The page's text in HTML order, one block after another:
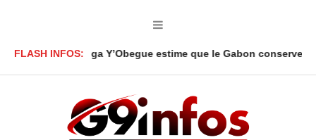
FLASH INFOS:
Akbar Onanga Y’Obegue estime que le Gabon conserve des